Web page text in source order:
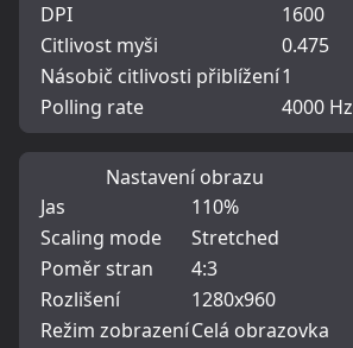
DPI
1600
Citlivost myši
0.475
Násobič citlivosti přiblížení1
Polling rate
4000 Hz
Nastavení obrazu
Jas
110%
Scaling mode
Stretched
Poměr stran
4:3
Rozlišení
1280x960
Režim zobrazeníCelá obrazovka